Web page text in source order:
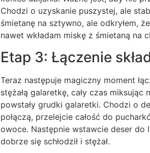
Chodzi o uzyskanie puszystej, ale
śmietanę na sztywno, ale odkryłem,
nawet wkładam miskę z śmietaną na
Etap 3: Łączenie
Teraz następuje magiczny moment
stężałą galaretkę, cały czas
powstały grudki galaretki. Chodzi o
połączą, przelejcie całość do
owoce. Następnie wstawcie deser do
dobrze się schłodził i stężał.